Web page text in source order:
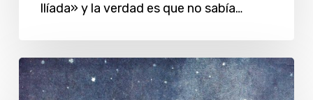
Ilíada» y la verdad es que no sabía…
Por
qué